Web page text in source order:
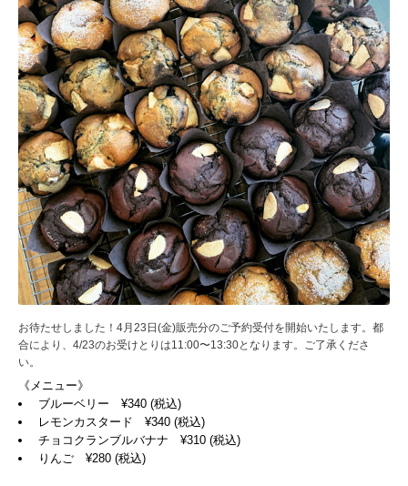
お待たせしました！4月23日(金)販売分のご予約受付を開始いたします。都
合により、4/23のお受けとりは11:00〜13:30となります。ご了承くださ
い。
《メニュー》
ブルーベリー ¥340 (税込)
レモンカスタード ¥340 (税込)
チョコクランブルバナナ ¥310 (税込)
りんご ¥280 (税込)